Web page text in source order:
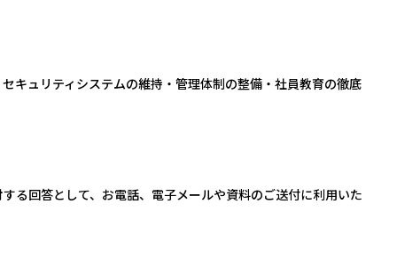
キュリティシステムの維持・管理体制の整備・社員教育の徹底
る回答として、お電話、電子メールや資料のご送付に利用いた